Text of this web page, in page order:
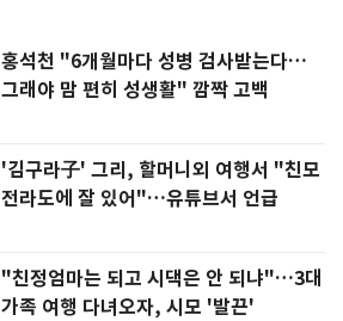
홍석천 "6개월마다 성병 검사받는다…
그래야 맘 편히 성생활" 깜짝 고백
'김구라子' 그리, 할머니외 여행서 "친모
전라도에 잘 있어"…유튜브서 언급
"친정엄마는 되고 시댁은 안 되냐"…3대
가족 여행 다녀오자, 시모 '발끈'